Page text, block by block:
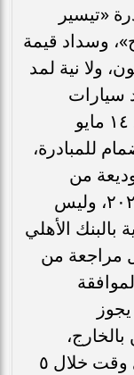
«تيسير
وسداد قيمة
ولا نية لمد
سيارات
المصريين بالخارج» مرة أخرى بعد ١٤ مايو
للمبادرة،
من
الخارج فى موعد أقصاه ١٤ مايو ٢٠٢٣، وليس
بالبنك الأهلي
مراجعة من
اختيار أى سيارة واستبدالها فى أى وقت خلال ٥